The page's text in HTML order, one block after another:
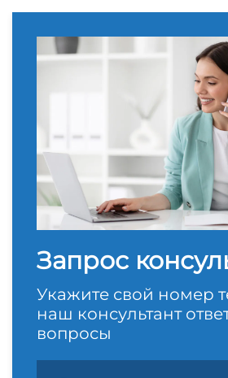
Запрос
Укажите свой номер
наш консультант
вопросы